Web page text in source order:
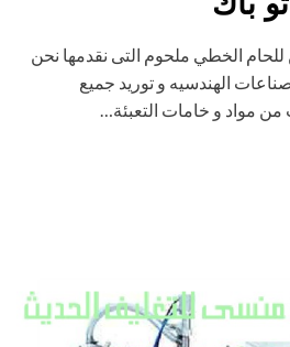
للحام الخطي ملحوم التى نقدمها نحن
الهندسيه و توريد جميع
مواد و خامات التعبئة…